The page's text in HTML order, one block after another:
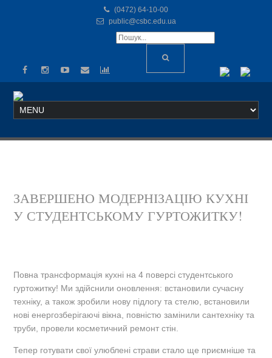
(0472) 64-10-00
public@csbc.edu.ua
ЗАВЕРШЕНО МОДЕРНІЗАЦІЮ КУХНІ
У СТУДЕНТСЬКОМУ ГУРТОЖИТКУ!
Повна трансформація кухні на 4 поверсі студентського
гуртожитку! Ми здійснили оновлення: встановили сучасну
техніку, а також зробили нову підлогу та стелю, встановили
нові енергозберігаючі вікна, повністю замінили сантехніку та
труби, провели косметичний ремонт стін.
Тепер готувати свої улюблені страви стало ще приємніше та